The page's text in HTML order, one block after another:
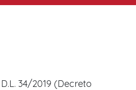
34/2019 (Decreto